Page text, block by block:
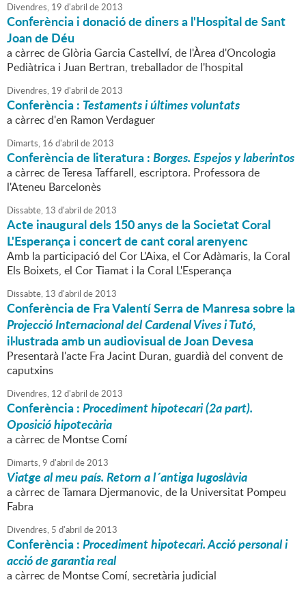
Divendres, 19 d'abril de2013
Conferència i donació de diners a l'Hospital de Sant
Joan de Déu
a càrrec de Glòria Garcia Castellví, de l'Àrea d'Oncologia
Pediàtrica i Juan Bertran, treballador de l'hospital
Divendres, 19 d'abril de2013
Conferència : Testaments i últimes voluntats
a càrrec d'en Ramon Verdaguer
Dimarts, 16 d'abril de2013
Conferència de literatura :Borges. Espejos y laberintos
a càrrec de Teresa Taffarell, escriptora. Professora de
l'Ateneu Barcelonès
Dissabte, 13 d'abril de2013
Acte inaugural dels 150 anys de la Societat Coral
L'Esperança i concert de cant coral arenyenc
Amb la participació del Cor L'Aixa, el Cor Adàmaris, la Coral
Els Boixets, el Cor Tiamat i la Coral L'Esperança
Dissabte, 13 d'abril de2013
Conferència de Fra Valentí Serra de Manresa sobre la
Projecció Internacional del Cardenal Vives i Tutó,
il·lustrada amb un audiovisual de Joan Devesa
Presentarà l'acte Fra Jacint Duran, guardià del convent de
caputxins
Divendres, 12 d'abril de2013
Conferència :Procediment hipotecari (2a part).
Oposició hipotecària
a càrrec de Montse Comí
Dimarts,9 d'abril de2013
Viatge al meu país. Retorn a l´antiga Iugoslàvia
a càrrec de Tamara Djermanovic, de la Universitat Pompeu
Fabra
Divendres, 5 d'abril de2013
Conferència :Procediment hipotecari. Acció personal i
acció de garantia real
a càrrec de Montse Comí, secretària judicial